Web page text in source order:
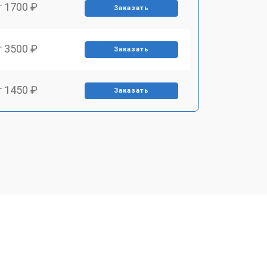
1700 ₽ Заказать
3500 ₽ Заказать
1450 ₽ Заказать